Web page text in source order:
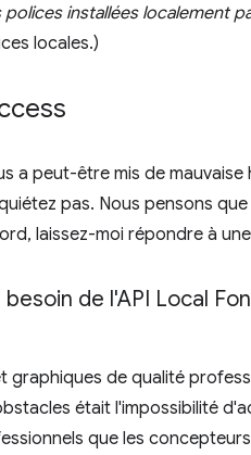
installées localement
locales.)
a peut-être mis de
pas. Nous pensons
laissez-moi répondre à
de l'API Local
graphiques de qualité
était l'impossibilité
que les